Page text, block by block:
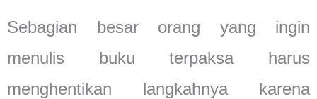
Sebagian besar orang yang ingin
menulis buku terpaksa harus
menghentikan langkahnya karena